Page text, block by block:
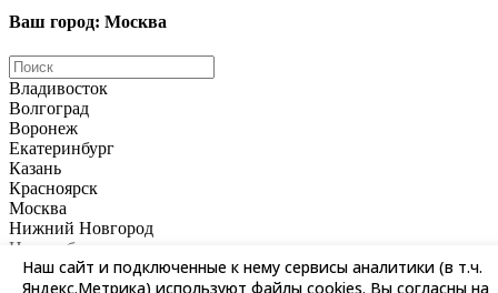
Наш сайт и подключенные к нему сервисы аналитики (в т.ч.
Яндекс.Метрика) используют файлы cookies. Вы согласны на
Ваш город: Москва
Владивосток
Волгоград
Воронеж
Екатеринбург
Казань
Красноярск
Москва
Нижний Новгород
Новосибирск
Омск
Пермь